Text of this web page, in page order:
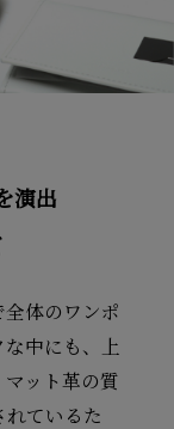
演出
体のワンポ
中にも、上
ット革の質
ているた